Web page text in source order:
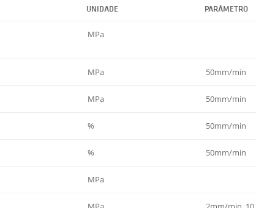
UNIDADE PARÂMETRO
MPa
MPa 50mm/min
MPa 50mm/min
% 50mm/min
% 50mm/min
MPa